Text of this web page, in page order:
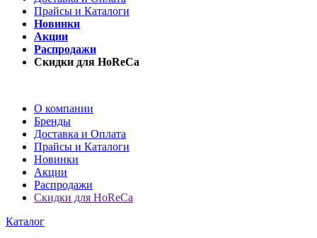
Прайсы и Каталоги
Новинки
Акции
Распродажи
Скидки для HoReCa
О компании
Бренды
Доставка и Оплата
Прайсы и Каталоги
Новинки
Акции
Распродажи
Скидки для HoReCa
Каталог